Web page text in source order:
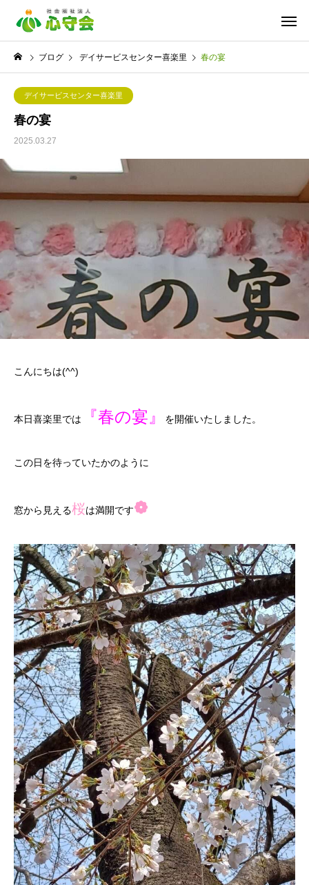
ブログ デイサービスセンター喜楽里 春の宴
デイサービスセンター喜楽里
春の宴
2025.03.27
こんにちは(^^)
本日喜楽里では 『春の宴』 を開催いたしました。
この日を待っていたかのように
窓から見える桜は満開です❁